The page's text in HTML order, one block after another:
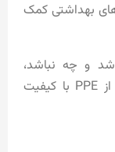
بهداشتی کمک
و چه نباشد،
بیمارستان ها باید همیشه به اندازه کافی از PPE با کیفیت